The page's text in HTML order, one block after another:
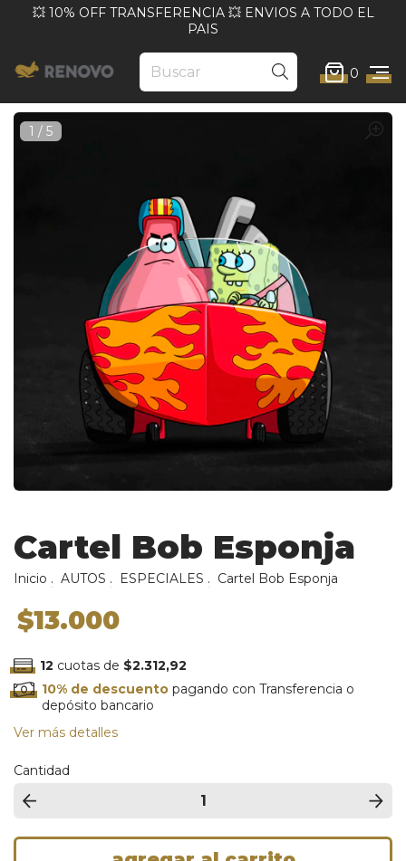
💥 10% OFF TRANSFERENCIA 💥 ENVIOS A TODO EL
PAIS
0
Cartel Bob Esponja
Inicio . AUTOS . ESPECIALES . Cartel Bob Esponja
$13.000
12 cuotas de $2.312,92
10% de descuento pagando con Transferencia o
depósito bancario
Ver más detalles
Cantidad
1 / 5